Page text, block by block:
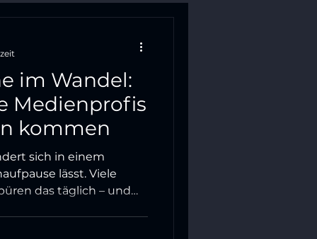
im Wandel:
Medienprofis
kommen
sich in einem
lässt. Viele
das täglich – und